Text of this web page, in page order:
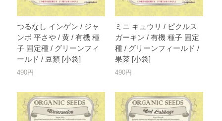
つるなし インゲン / ジャ
ンボ 平さや / 黄 / 有機 種
子 固定種 / グリーンフィ
ールド / 豆類 [小袋]
490円
ミニ キュウリ / ピクルス
ガーキン / 有機 種子 固定
種 / グリーンフィールド /
果菜 [小袋]
490円